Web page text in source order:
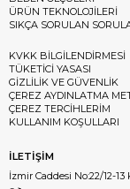
ÜRÜN TEKNOLOJİLERİ
SIKÇA SORULAN
KVKK BİLGİLENDİRMESİ
TÜKETİCİ YASASI
GİZLİLİK VE GÜVENLİK
ÇEREZ AYDINLATMA
ÇEREZ TERCİHLERİM
KULLANIM KOŞULLARI
İLETİŞİM
İzmir Caddesi No:22/12-13